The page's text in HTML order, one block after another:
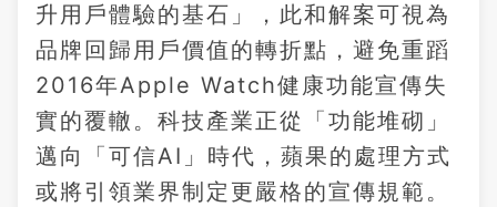
升用戶體驗的基石」，此和解案可視為
品牌回歸用戶價值的轉折點，避免重蹈
2016年Apple Watch健康功能宣傳失
實的覆轍。科技產業正從「功能堆砌」
邁向「可信AI」時代，蘋果的處理方式
或將引領業界制定更嚴格的宣傳規範。